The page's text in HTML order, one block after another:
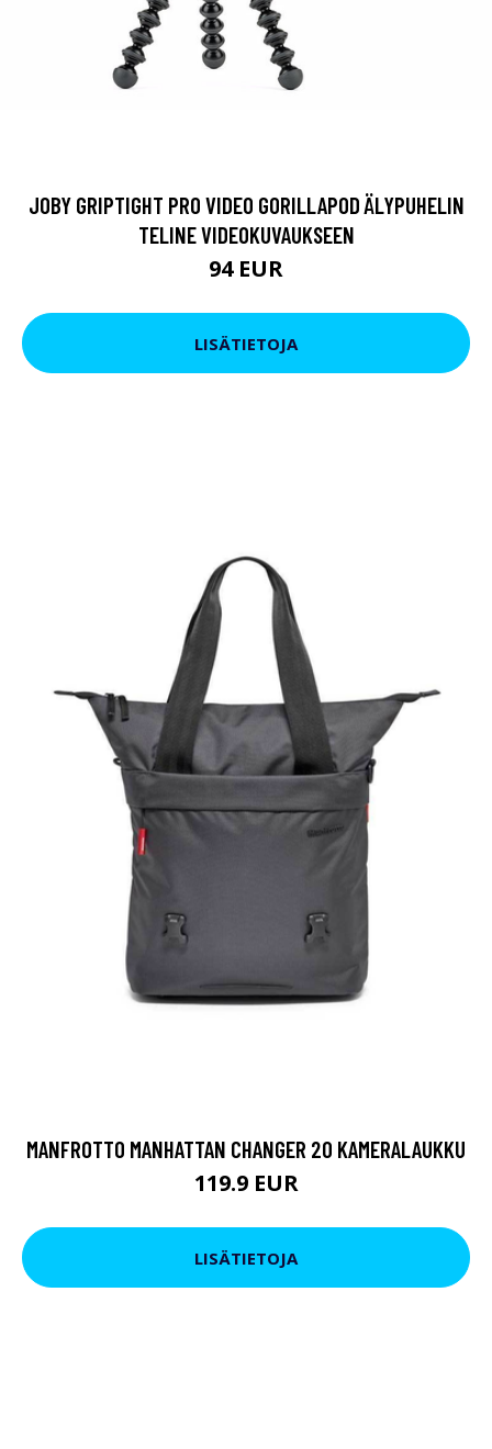
JOBY GRIPTIGHT PRO VIDEO GORILLAPOD ÄLYPUHELIN
TELINE VIDEOKUVAUKSEEN
94 EUR
LISÄTIETOJA
MANFROTTO MANHATTAN CHANGER 20 KAMERALAUKKU
119.9 EUR
LISÄTIETOJA